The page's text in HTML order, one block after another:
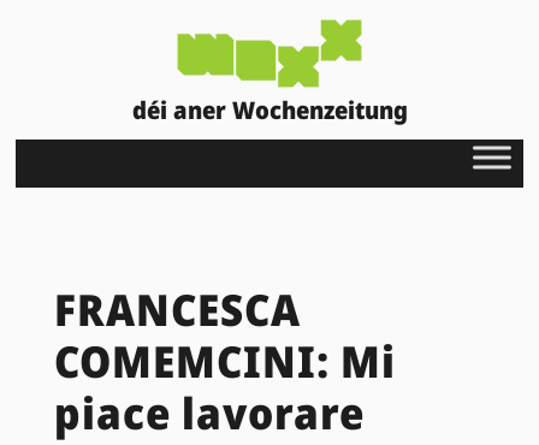
déi aner Wochenzeitung
FRANCESCA
COMEMCINI: Mi
piace lavorare